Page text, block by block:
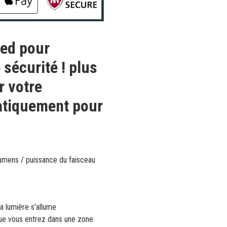
pour
! plus
votre
pour
/ puissance du faisceau
lumière s'allume
vous entrez dans une zone